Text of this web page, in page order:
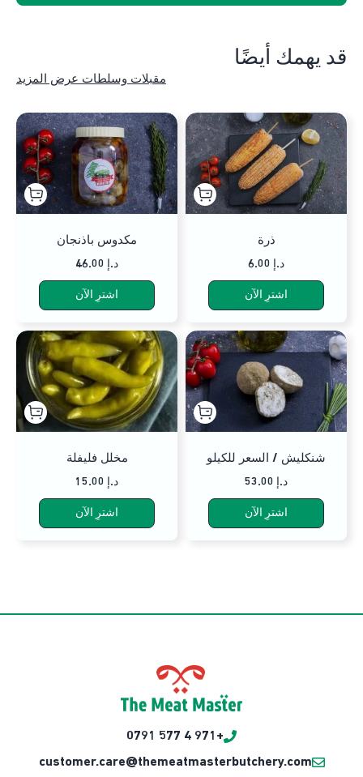
قد يهمك أيضًا
مقبلات وسلطات عرض المزيد
ذرة
6.00 د.إ
اشترِ الآن
مكدوس باذنجان
46.00 د.إ
اشترِ الآن
شنكليش / السعر للكيلو
53.00 د.إ
اشترِ الآن
مخلل فليفلة
15.00 د.إ
اشترِ الآن
+971 4 577 0791
customer.care@themeatmasterbutchery.com